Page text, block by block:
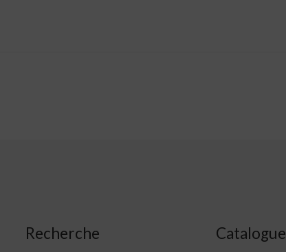
Recherche Catalogue